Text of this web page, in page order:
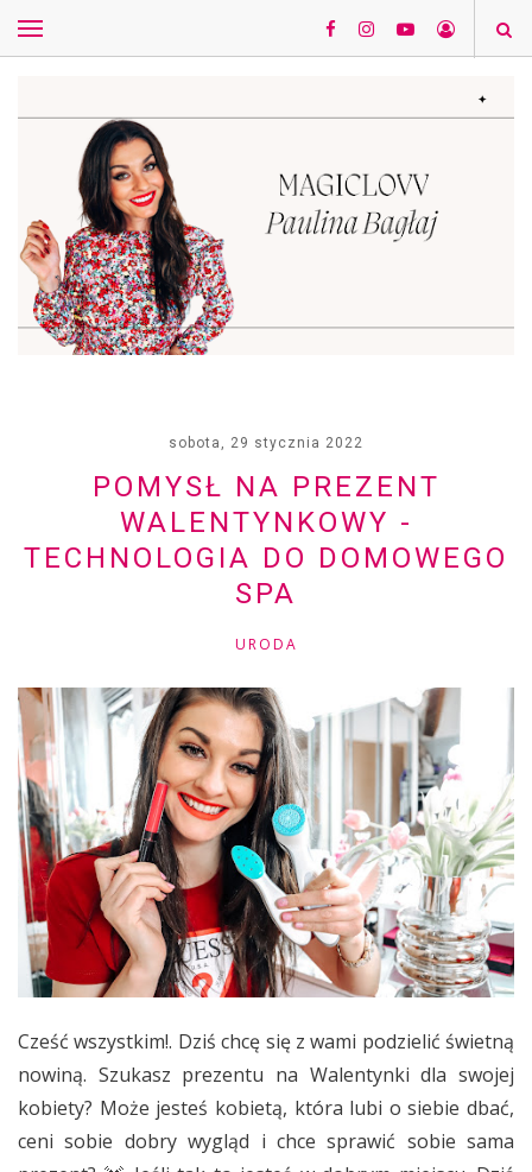
sobota, 29 stycznia 2022
POMYSŁ NA PREZENT
WALENTYNKOWY -
TECHNOLOGIA DO DOMOWEGO
SPA
URODA
Cześć wszystkim!. Dziś chcę się z wami podzielić świetną
nowiną. Szukasz prezentu na Walentynki dla swojej
kobiety? Może jesteś kobietą, która lubi o siebie dbać,
ceni sobie dobry wygląd i chce sprawić sobie sama